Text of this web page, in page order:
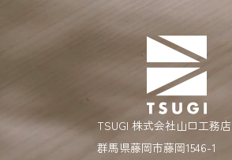
TSUGI 株式会社山口工務店
群馬県藤岡市藤岡1546-1